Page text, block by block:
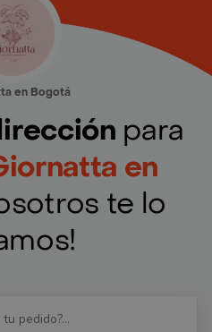
en Bogotá
para
en
te lo